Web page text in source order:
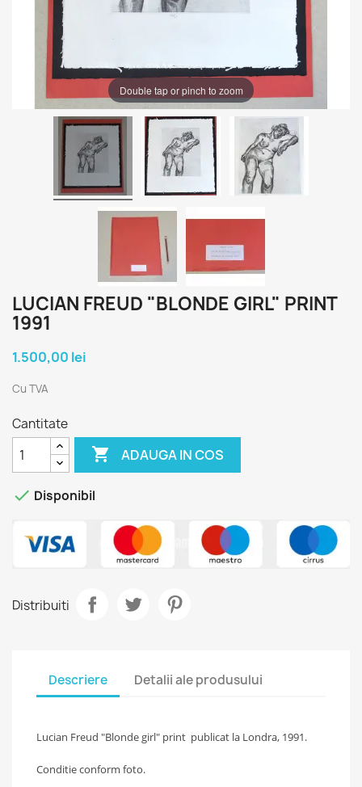
Double tap or pinch to zoom
LUCIAN FREUD "BLONDE GIRL" PRINT
1991
1.500,00 lei
Cu TVA
Cantitate
 ADAUGA IN COS
 Disponibil
Distribuiti
Descriere Detalii ale produsului
Lucian Freud "Blonde girl" print publicat la Londra, 1991.
Conditie conform foto.